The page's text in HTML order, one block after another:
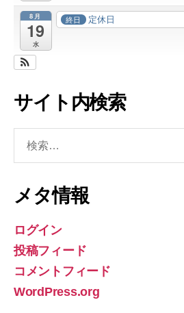
8月
19
水
終日 定休日
サイト内検索
メタ情報
ログイン
投稿フィード
コメントフィード
WordPress.org